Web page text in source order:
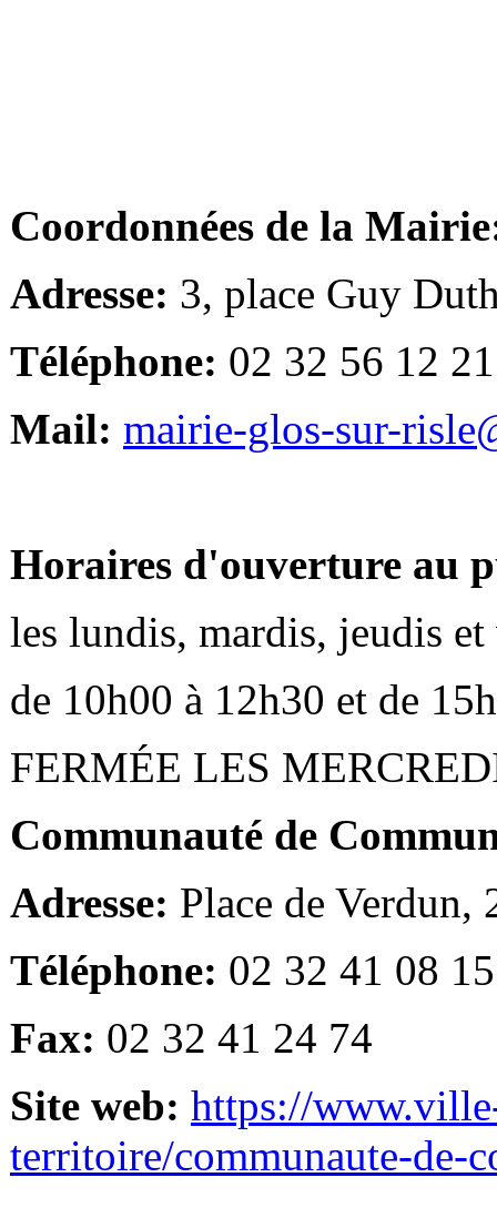
Coordonnées de la
Adresse: 3, place Guy
Téléphone: 02 32 56 12 21
Mail: mairie-glos-sur-
Horaires d'ouverture au
les lundis, mardis, jeudis et
de 10h00 à 12h30 et de
FERMÉE LES
Communauté de
Adresse: Place de Verdun,
Téléphone: 02 32 41 08 15
Fax: 02 32 41 24 74
Site web: https://
territoire/communaute-de-